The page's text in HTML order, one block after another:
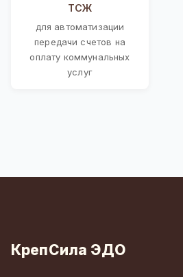
ТСЖ
для автоматизации
передачи счетов на
оплату коммунальных
услуг
КрепСила ЭДО